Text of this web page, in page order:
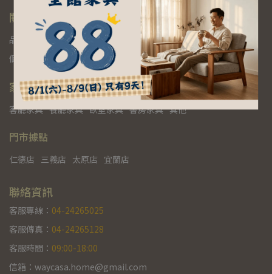
關於惟寓｜景富莊旗下的北歐設計家具品牌
品牌故事 家族品牌 產品保證 家具製程 常見問答
個人資料保護法
隱私權保護政策 服務條款
家具專區
客廳家具 餐廳家具 臥室家具 書房家具 其他
門市據點
仁德店 三義店 太原店 宜蘭店
聯絡資訊
客服專線： 04-24265025
客服傳真： 04-24265128
客服時間： 09:00-18:00
信箱：waycasa.home@gmail.com